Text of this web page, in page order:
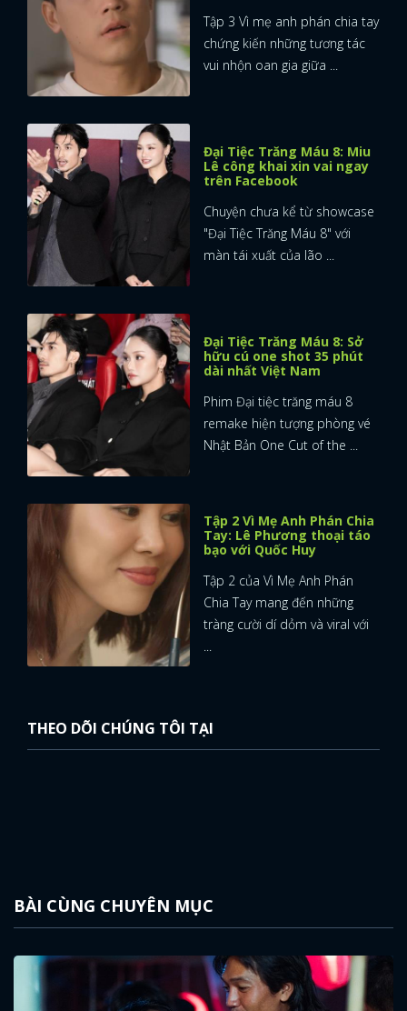
Tập 3 Vì mẹ anh phán chia tay
chứng kiến những tương tác
vui nhộn oan gia giữa ...
Đại Tiệc Trăng Máu 8: Miu
Lê công khai xin vai ngay
trên Facebook
Chuyện chưa kể từ showcase
"Đại Tiệc Trăng Máu 8" với
màn tái xuất của lão ...
Đại Tiệc Trăng Máu 8: Sở
hữu cú one shot 35 phút
dài nhất Việt Nam
Phim Đại tiệc trăng máu 8
remake hiện tượng phòng vé
Nhật Bản One Cut of the ...
Tập 2 Vì Mẹ Anh Phán Chia
Tay: Lê Phương thoại táo
bạo với Quốc Huy
Tập 2 của Vì Mẹ Anh Phán
Chia Tay mang đến những
tràng cười dí dỏm và viral với
...
THEO DÕI CHÚNG TÔI TẠI
BÀI CÙNG CHUYÊN MỤC